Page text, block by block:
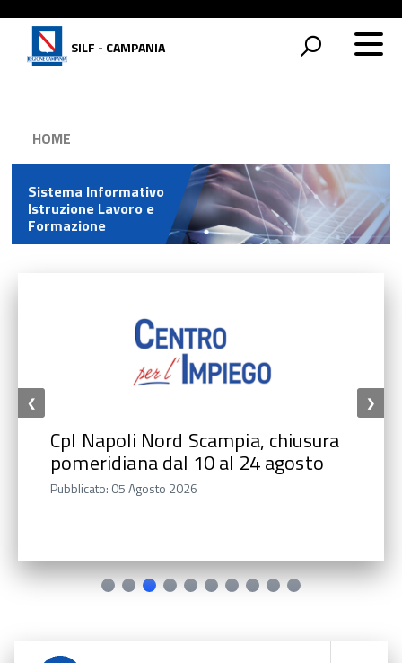
SILF - CAMPANIA
HOME
Sistema Informativo
Istruzione Lavoro e
Formazione
CpI Napoli Nord Scampia, chiusura
pomeridiana dal 10 al 24 agosto
Pubblicato: 05 Agosto 2026
❮ ❯